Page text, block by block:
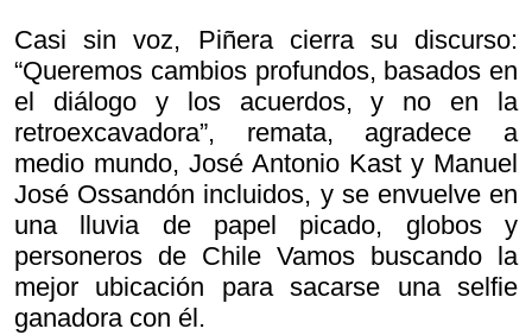
Casi sin voz, Piñera cierra su discurso:
“Queremos cambios profundos, basados en
el diálogo y los acuerdos, y no en la
retroexcavadora”, remata, agradece a
medio mundo, José Antonio Kast y Manuel
José Ossandón incluidos, y se envuelve en
una lluvia de papel picado, globos y
personeros de Chile Vamos buscando la
mejor ubicación para sacarse una selfie
ganadora con él.